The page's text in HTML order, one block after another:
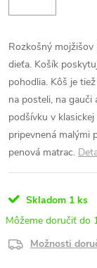
Rozkošný
dieťa. Košík
pohodlia. Kôš je
na posteli, na gauči
podšívku v
pripevnená malými
penová matrac.
Skladom 1 ks
Možnosti